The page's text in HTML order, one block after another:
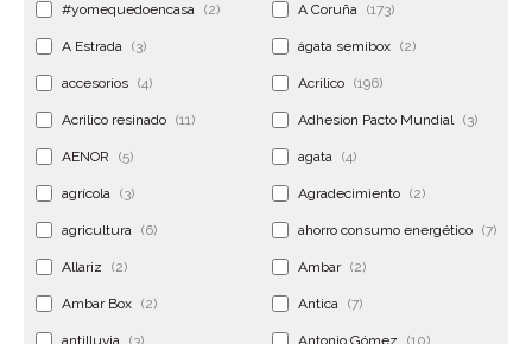
#yomequedoencasa (2) A Coruña (173)
A Estrada (3) ágata semibox (2)
accesorios (4) Acrilico (196)
Acrilico resinado (11) Adhesion Pacto Mundial (3)
AENOR (5) agata (4)
agrícola (3) Agradecimiento (2)
agricultura (6) ahorro consumo energético (7)
Allariz (2) Ambar (2)
Ambar Box (2) Antica (7)
antilluvia (3) Antonio Gómez (10)